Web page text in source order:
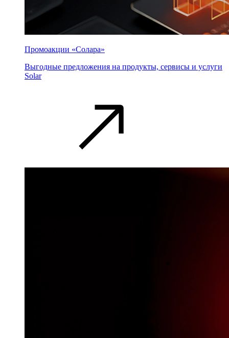
Промоакции «Солара»
Выгодные предложения на продукты, сервисы и услуги
Solar